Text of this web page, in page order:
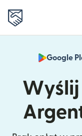
Google